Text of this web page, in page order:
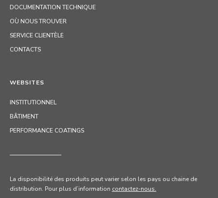
DOCUMENTATION TECHNIQUE
OÙ NOUS TROUVER
SERVICE CLIENTÈLE
CONTACTS
WEBSITES
INSTITUTIONNEL
BÂTIMENT
PERFORMANCE COATINGS
La disponibilité des produits peut varier selon les pays ou chaine de
distribution. Pour plus d’information contactez-nous.